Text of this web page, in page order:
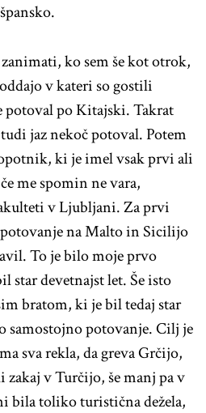
ko sem še kot otrok,
v kateri so gostili
potoval po Kitajski. Takrat
jaz nekoč potoval. Potem
ki je imel vsak prvi ali
me spomin ne vara,
v Ljubljani. Za prvi
na Malto in Sicilijo
To je bilo moje prvo
star devetnajst let. Še isto
bratom, ki je bil tedaj star
samostojno potovanje. Cilj je
sva rekla, da greva Grčijo,
zakaj v Turčijo, še manj pa v
bila toliko turistična dežela,